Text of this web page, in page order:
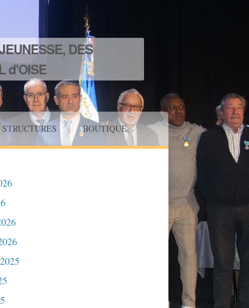
DES
d'OISE
STRUCTURES | BOUTIQUE